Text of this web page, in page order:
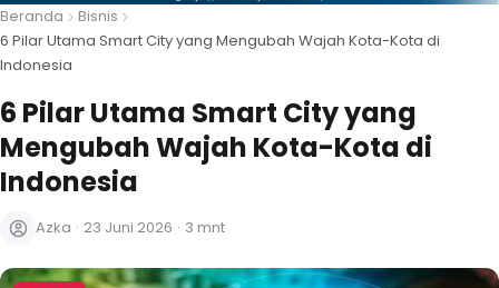
Beranda
Bisnis
6 Pilar Utama Smart City yang Mengubah Wajah Kota-Kota di
Indonesia
6 Pilar Utama Smart City yang
Mengubah Wajah Kota-Kota di
Indonesia
Azka · 23 Juni 2026 · 3 mnt